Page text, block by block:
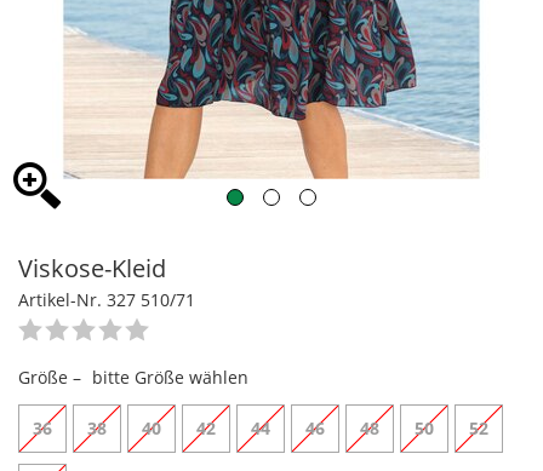
Viskose-Kleid
Artikel-Nr. 327 510/71
Größe – bitte Größe wählen
36 38 40 42 44 46 48 50 52